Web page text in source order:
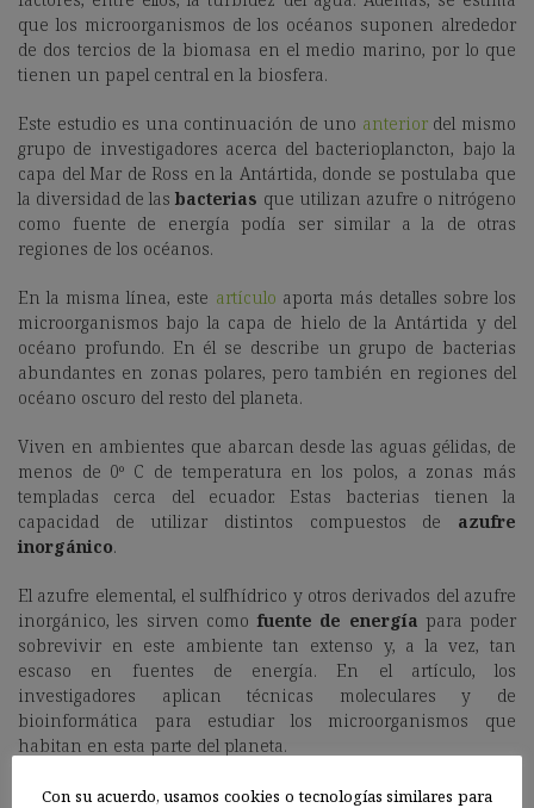
que los microorganismos de los océanos suponen alrededor
de dos tercios de la biomasa en el medio marino, por lo que
tienen un papel central en la biosfera.
Este estudio es una continuación de uno anteriordel mismo
grupo de investigadores acerca del bacterioplancton, bajo la
capa del Mar de Ross en la Antártida, donde se postulaba que
la diversidad de las bacterias que utilizan azufre o nitrógeno
como fuente de energía podía ser similar a la de otras
regiones de los océanos.
En la misma línea, este artículo aporta más detalles sobre los
microorganismos bajo la capa de hielo de la Antártida y del
océano profundo. En él se describe un grupo de bacterias
abundantes en zonas polares, pero también en regiones del
océano oscuro del resto del planeta.
Viven en ambientes que abarcan desde las aguas gélidas, de
menos de 0º C de temperatura en los polos, a zonas más
templadas cerca del ecuador. Estas bacterias tienen la
capacidad de utilizar distintos compuestos de
azufre
inorgánico.
El azufre elemental, el sulfhídrico y otros derivados del azufre
inorgánico, les sirven como fuente de energía para poder
sobrevivir en este ambiente tan extenso y, a la vez, tan
escaso en fuentes de energía. En el artículo, los
investigadores aplican técnicas moleculares y de
bioinformática para estudiar los microorganismos que
habitan en esta parte del planeta.
Con su acuerdo, usamos cookies o tecnologías similares para